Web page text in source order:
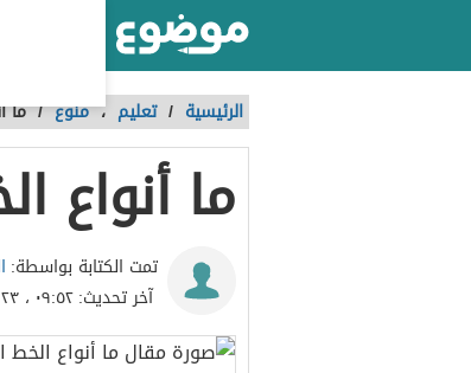
الرئيسية / تعليم ،منوع /ما
ما أنواع
تمت الكتابة بواسطة:
آخر تحديث:٠٩:٥٢ ، ٢٣ يونيو ٢٠١٩